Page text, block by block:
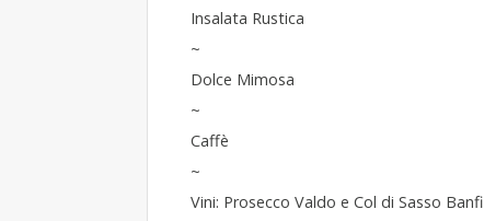
Insalata Rustica
~
Dolce Mimosa
~
Caffè
~
Vini: Prosecco Valdo e Col di Sasso Banfi